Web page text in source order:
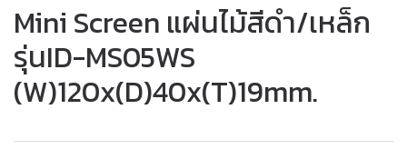
Mini Screen แผ่นไม้สีดำ/เหล็ก
รุ่นID-MS05WS
(W)120x(D)40x(T)19mm.